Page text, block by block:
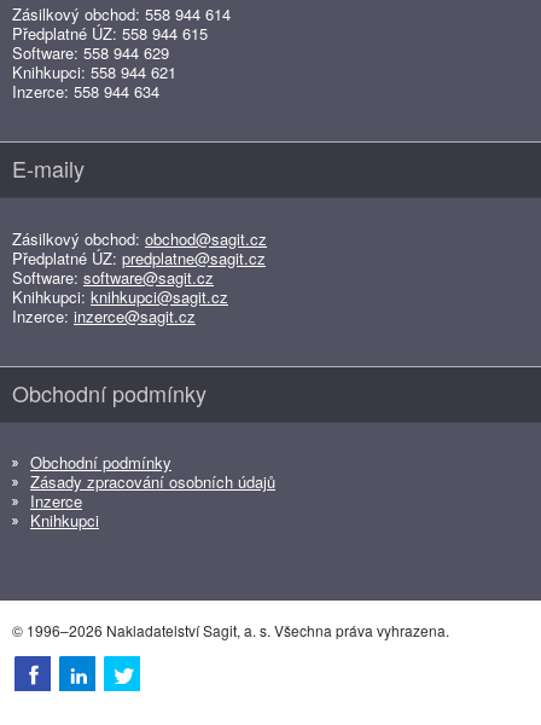
Zásilkový obchod: 558 944 614
Předplatné ÚZ: 558 944 615
Software: 558 944 629
Knihkupci: 558 944 621
Inzerce: 558 944 634
E-maily
Zásilkový obchod: obchod@sagit.cz
Předplatné ÚZ: predplatne@sagit.cz
Software: software@sagit.cz
Knihkupci: knihkupci@sagit.cz
Inzerce: inzerce@sagit.cz
Obchodní podmínky
Obchodní podmínky
Zásady zpracování osobních údajů
Inzerce
Knihkupci
© 1996–2026 Nakladatelství Sagit, a. s. Všechna práva vyhrazena.